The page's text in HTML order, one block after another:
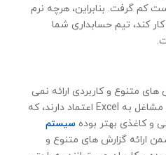
کم گرفت. بنابراین، هرچه نرم
کند، تیم حسابداری شما
های متنوع و کاربردی ارائه نمی
دهد هیچ کاربردی ندارد اکثر مشاغل به Excel اعتماد دارند، که
کاغذی بهتر بوده سیستم
ارائه گزارش های متنوع و